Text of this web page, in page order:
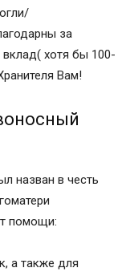
за
хотя бы 100-
Вам!
назван в честь
помощи:
а также для